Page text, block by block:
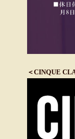
＜CINQUE